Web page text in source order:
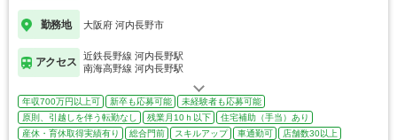
勤務地 大阪府 河内長野市
アクセス
近鉄長野線 河内長野駅
南海高野線 河内長野駅
年収700万円以上可 新卒も応募可能
未経験者も応募可能
原則、引越しを伴う転勤なし
残業月10ｈ以下
住宅補助（手当）あり
産休・育休取得実績有り
総合門前 スキルアップ 車通勤可
店舗数30以上